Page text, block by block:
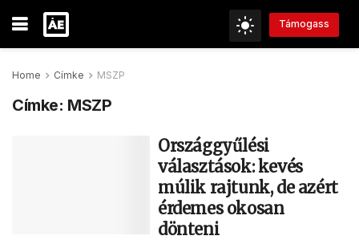
Támogass
Home Címke MSZP
Címke: MSZP
Országgyűlési
választások: kevés
múlik rajtunk, de azért
érdemes okosan
dönteni